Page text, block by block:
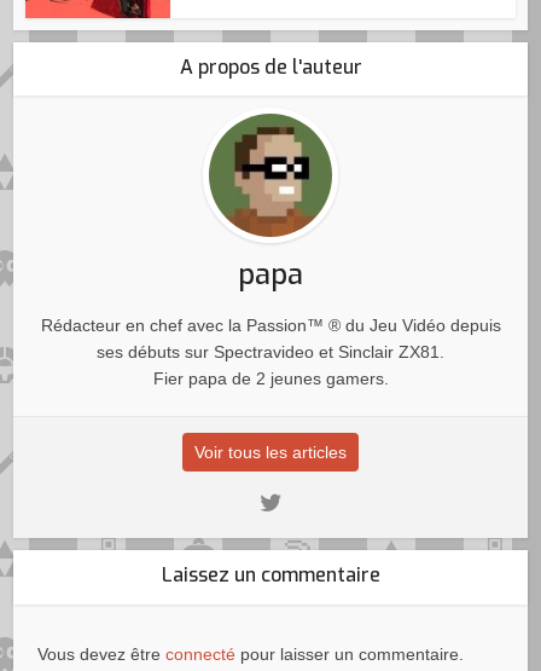
A propos de l'auteur
papa
Rédacteur en chef avec la Passion™ ® du Jeu Vidéo depuis
ses débuts sur Spectravideo et Sinclair ZX81.
Fier papa de 2 jeunes gamers.
Voir tous les articles
Laissez un commentaire
Vous devez êtreconnecté pour laisser un commentaire.